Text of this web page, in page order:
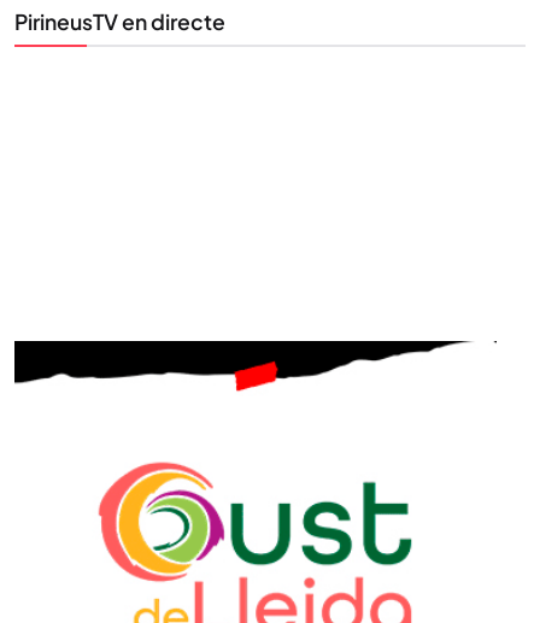
PirineusTV en directeSUBSCRIU-TE